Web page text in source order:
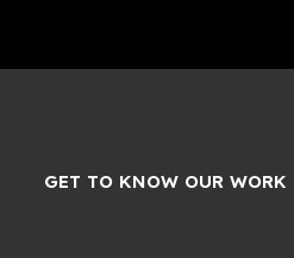
GET TO KNOW OUR WORK